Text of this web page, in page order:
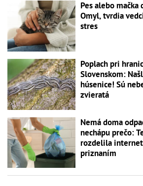
Pes alebo
Omyl, tvrdia
stres
Poplach pri
Slovenskom:
húsenice! Sú
zvieratá
Nemá doma
nechápu prečo:
rozdelila
priznaním